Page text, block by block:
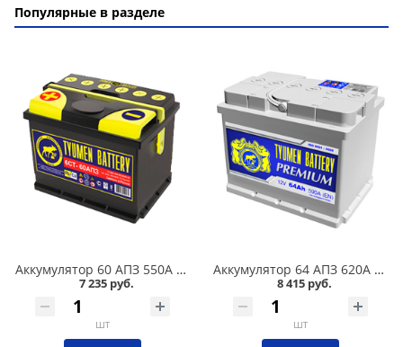
Популярные в разделе
Аккумулятор 60 АПЗ 550А в Кургане
7 235 руб.
шт
Аккумулятор 64 АПЗ 620А в Кургане
8 415 руб.
шт